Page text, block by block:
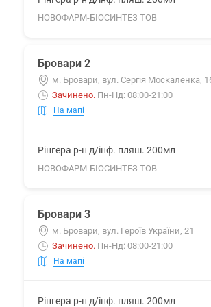
НОВОФАРМ-БІОСИНТЕЗ ТОВ
Бровари 2
м. Бровари, вул. Сергія Москаленка,
Зачинено. Пн-Нд: 08:00-21:00
На мапі
Рінгера р-н д/інф. пляш. 200мл
НОВОФАРМ-БІОСИНТЕЗ ТОВ
Бровари 3
м. Бровари, вул. Героїв України, 21
Зачинено. Пн-Нд: 08:00-21:00
На мапі
Рінгера р-н д/інф. пляш. 200мл